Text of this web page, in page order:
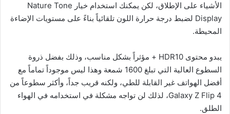
الأشياء على الإطلاق، لكن يمكنك استخدام خيار Nature Tone
Display لضبط درجة حرارة اللون تلقائياً بناءً على مستويات الإضاءة
المحيطة.
يبدو محتوى HDR10 + مؤثراً بشكل مناسب، وذلك بفضل ذروة
السطوع العالية التي تبلغ 1600 شمعة وهذا ليس موجوداً تماماً مع
أفضل الهواتف غير القابلة للطي، ولكنه قريب جداً، وأكثر سطوعاً من
Galaxy Z Flip 4، لذلك لن تواجه مشكلة في استخدامه في الهواء
الطلق.